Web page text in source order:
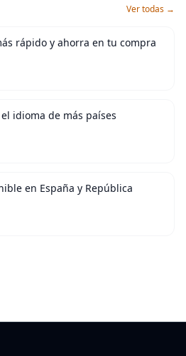
Ver todas →
rápido y ahorra en tu compra
idioma de más países
en España y República